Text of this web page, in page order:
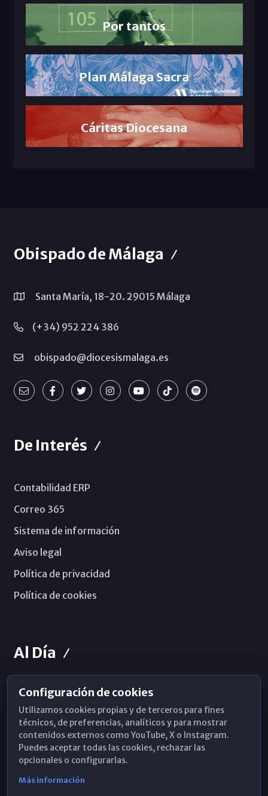
Por tantos
Plan Málaga Sacra
Cáritas Diocesana
Obispado de Málaga
Santa María, 18-20. 29015 Málaga
(+34) 952 224 386
obispado@diocesismalaga.es
De Interés
Contabilidad ERP
Correo 365
Sistema de información
Aviso legal
Política de privacidad
Política de cookies
Al Día
Horarios de Misa
Hemeroteca
WhatsApp
Configuración de cookies
Utilizamos cookies propias y de terceros para fines
técnicos, de preferencias, analíticos y para mostrar
contenidos externos como YouTube, X o Instagram.
Puedes aceptar todas las cookies, rechazar las
opcionales o configurarlas.
Más información